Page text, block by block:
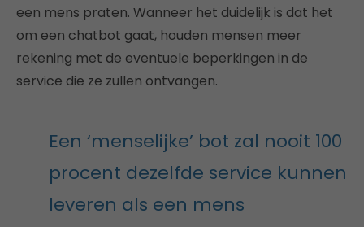
een mens praten. Wanneer het duidelijk is dat het
om een chatbot gaat, houden mensen meer
rekening met de eventuele beperkingen in de
service die ze zullen ontvangen.
Een ‘menselijke’ bot zal nooit 100
procent dezelfde service kunnen
leveren als een mens